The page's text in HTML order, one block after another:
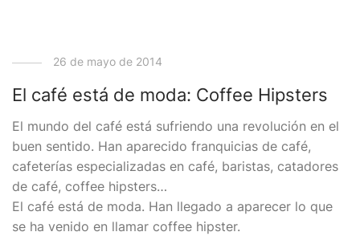
26 de mayo de 2014
El café está de moda: Coffee Hipsters
El mundo del café está sufriendo una revolución en el
buen sentido. Han aparecido franquicias de café,
cafeterías especializadas en café, baristas, catadores
de café, coffee hipsters…
El café está de moda. Han llegado a aparecer lo que
se ha venido en llamar coffee hipster.